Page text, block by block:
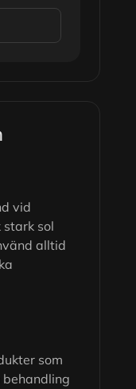
vid
sol
alltid
som